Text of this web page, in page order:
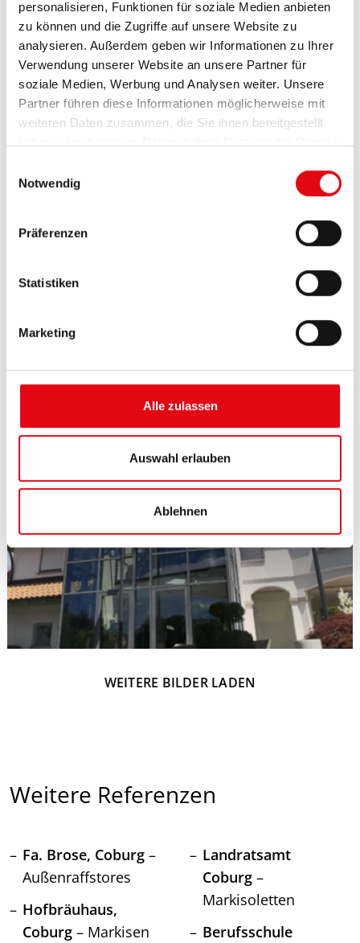
personalisieren, Funktionen für soziale Medien anbieten
zu können und die Zugriffe auf unsere Website zu
analysieren. Außerdem geben wir Informationen zu Ihrer
Verwendung unserer Website an unsere Partner für
soziale Medien, Werbung und Analysen weiter. Unsere
Partner führen diese Informationen möglicherweise mit
weiteren Daten zusammen, die Sie ihnen bereitgestellt
Notwendig
Präferenzen
Statistiken
Marketing
Alle zulassen
Auswahl erlauben
Ablehnen
WEITERE BILDER LADEN
Weitere Referenzen
Fa. Brose, Coburg –
Außenraffstores
Hofbräuhaus,
Coburg – Markisen
Landratsamt
Coburg –
Markisoletten
Berufsschule